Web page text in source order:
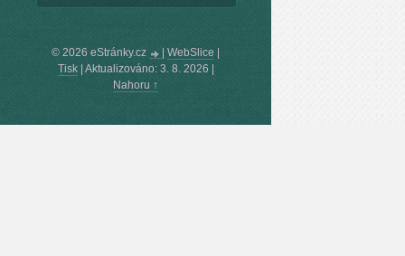
© 2026 eStránky.cz WebSlice
Tisk| Aktualizováno: 3. 8. 2026
Nahoru ↑